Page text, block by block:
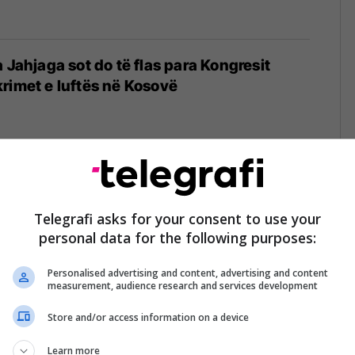
sot do të flas para Kongresit
e luftës në Kosovë
do të dëshmoj para Kongresit
e luftës në Kosovë
nga Serbia, shqiptari i Amerikës
këto institucione do ta dërgojnë
Telegrafi asks for your consent to use your
personal data for the following purposes:
Personalised advertising and content, advertising and content
measurement, audience research and services development
Store and/or access information on a device
Learn more